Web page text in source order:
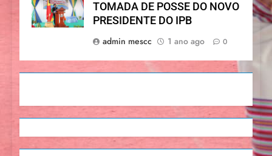
TOMADA DE POSSE DO NOVO
PRESIDENTE DO IPB
admin mescc
1 ano ago 0